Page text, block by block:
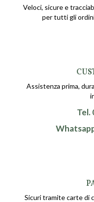
Veloci, sicure e
per tutti gli
Assistenza prima,
Tel.
Sicuri tramite carte di